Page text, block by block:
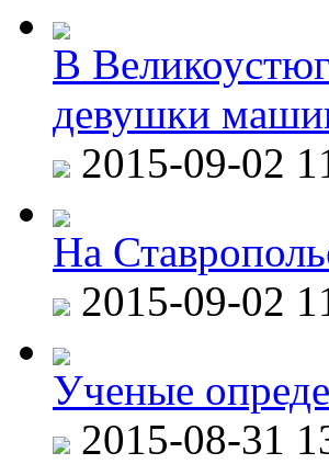
В
девушки
2015-09-02
На
2015-09-02
Ученые
2015-08-31